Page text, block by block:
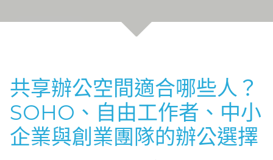
共享辦公空間適合哪些人？
SOHO、自由工作者、中小
企業與創業團隊的辦公選擇